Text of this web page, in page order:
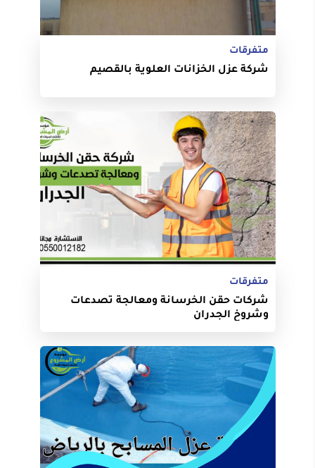
متفرقات
شركة عزل الخزانات العلوية بالقصيم
متفرقات
شركات حقن الخرسانة ومعالجة تصدعات
وشروخ الجدران